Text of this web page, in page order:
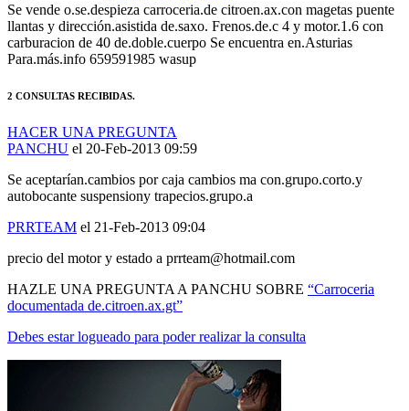
Se vende o.se.despieza carroceria.de citroen.ax.con magetas puente
llantas y dirección.asistida de.saxo. Frenos.de.c 4 y motor.1.6 con
carburacion de 40 de.doble.cuerpo Se encuentra en.Asturias
Para.más.info 659591985 wasup
2 CONSULTAS RECIBIDAS.
HACER UNA PREGUNTA
PANCHU el 20-Feb-2013 09:59
Se aceptarían.cambios por caja cambios ma con.grupo.corto.y
autobocante suspensiony trapecios.grupo.a
PRRTEAM el 21-Feb-2013 09:04
precio del motor y estado a prrteam@hotmail.com
HAZLE UNA PREGUNTA A PANCHU SOBRE “Carroceria
documentada de.citroen.ax.gt”
Debes estar logueado para poder realizar la consulta